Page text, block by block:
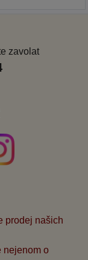
zavolat
prodej našich
nejenom o